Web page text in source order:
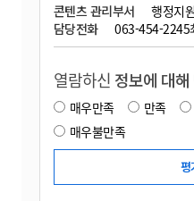
콘텐츠 관리부서
행정지
담당전화
063-454-2245
열람하신 정보에 대
매우만족 만족
매우불만족